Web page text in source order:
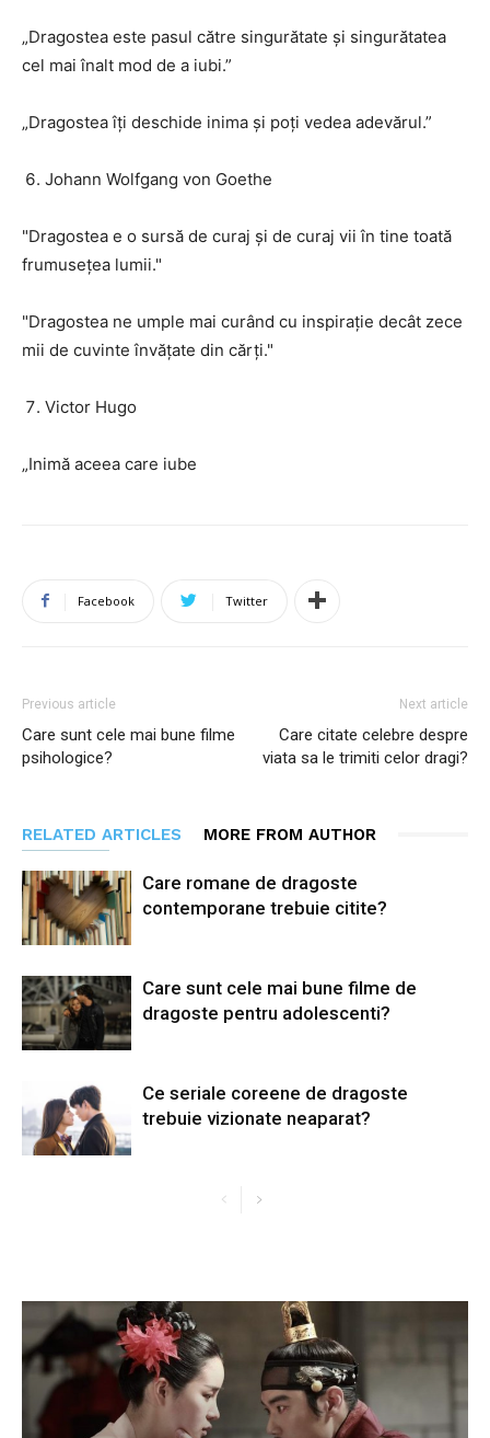
„Dragostea este pasul către singurătate și singurătatea
cel mai înalt mod de a iubi.”
„Dragostea îți deschide inima și poți vedea adevărul.”
Johann Wolfgang von Goethe
"Dragostea e o sursă de curaj și de curaj vii în tine toată
frumusețea lumii."
"Dragostea ne umple mai curând cu inspirație decât zece
mii de cuvinte învățate din cărți."
Victor Hugo
„Inimă aceea care iube
Facebook Twitter
Previous article
Care sunt cele mai bune filme
psihologice?
Next article
Care citate celebre despre
viata sa le trimiti celor dragi?
RELATED ARTICLES MORE FROM AUTHOR
Care romane de dragoste
contemporane trebuie citite?
Care sunt cele mai bune filme de
dragoste pentru adolescenti?
Ce seriale coreene de dragoste
trebuie vizionate neaparat?